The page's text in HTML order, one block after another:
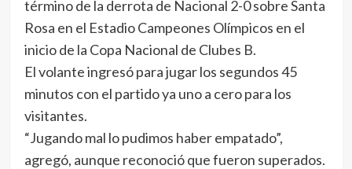
término de la derrota de Nacional 2-0 sobre Santa
Rosa en el Estadio Campeones Olímpicos en el
inicio de la Copa Nacional de Clubes B.
El volante ingresó para jugar los segundos 45
minutos con el partido ya uno a cero para los
visitantes.
“Jugando mal lo pudimos haber empatado”,
agregó, aunque reconoció que fueron superados.